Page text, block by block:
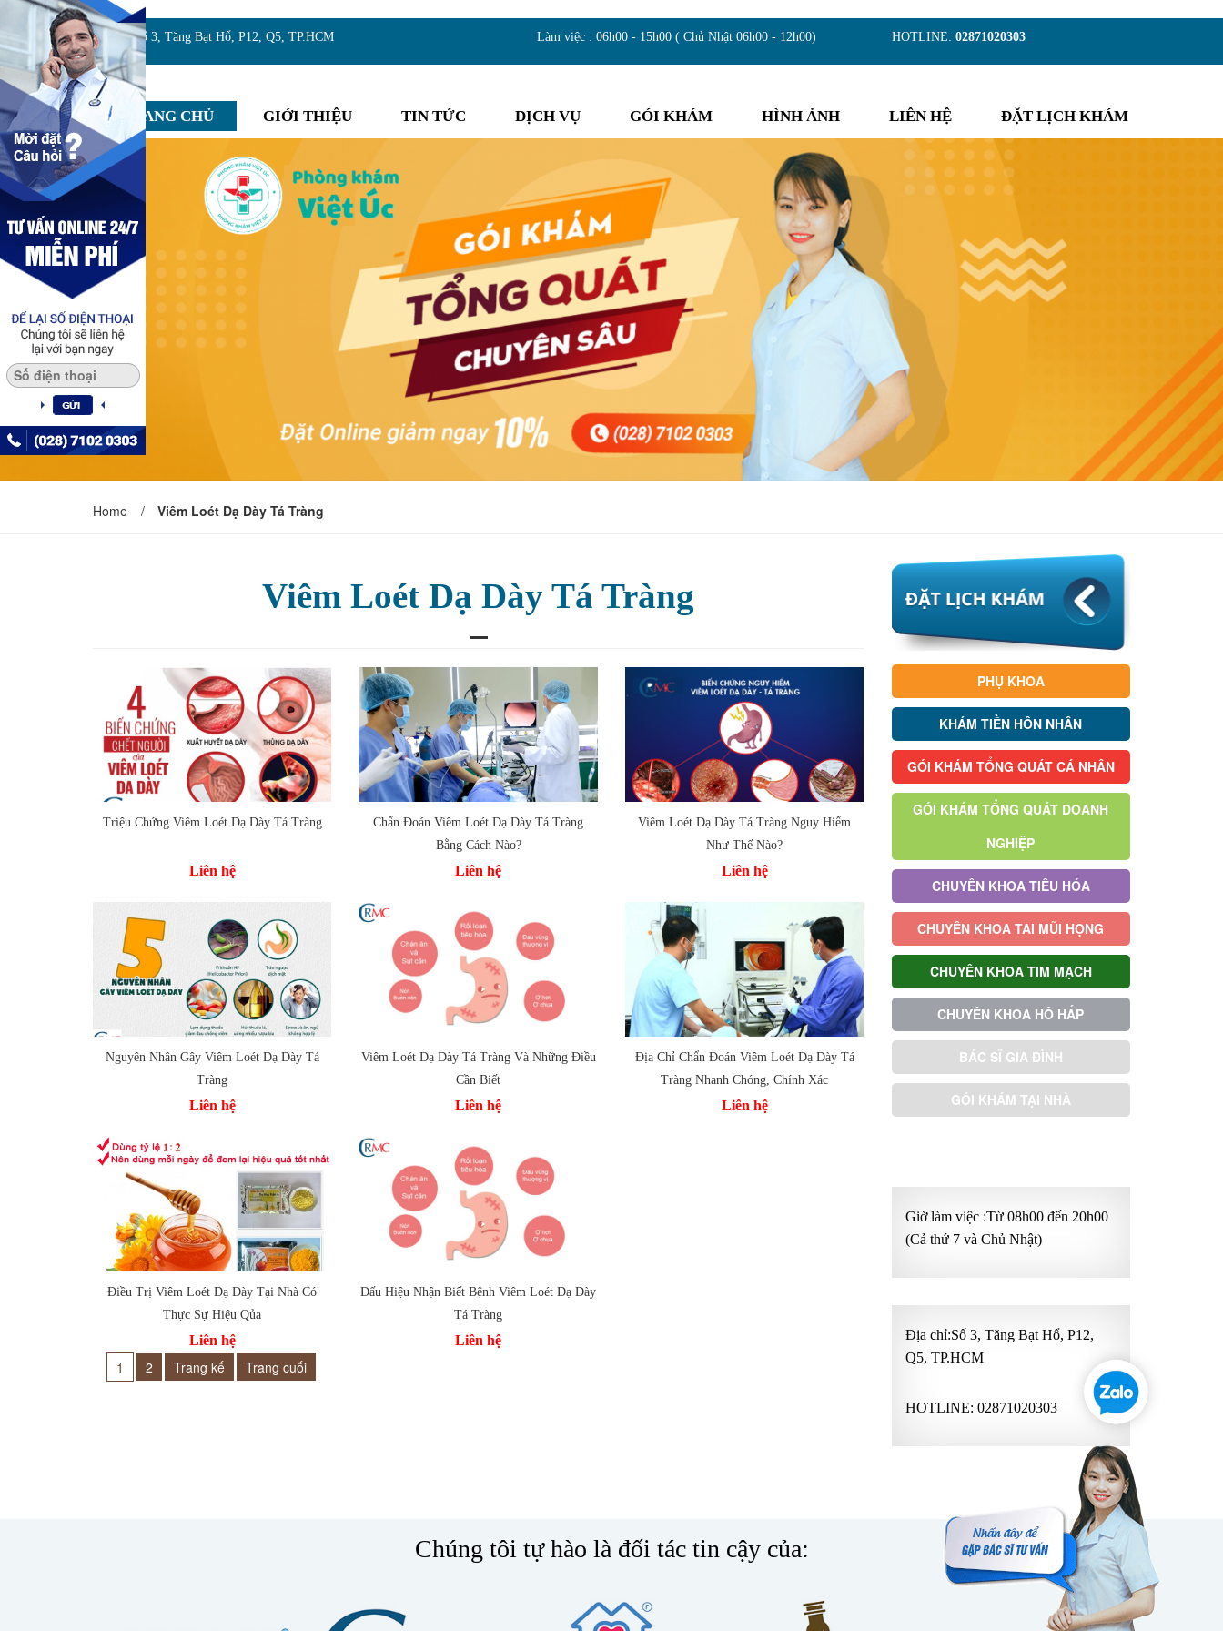
Địa chỉ:Số 3, Tăng Bạt Hổ, P12, Q5, TP.HCM Làm việc : 06h00 - 15h00 ( Chủ Nhật 06h00 - 12h00) HOTLINE: 02871020303
TRANG CHỦ GIỚI THIỆU TIN TỨC DỊCH VỤ GÓI KHÁM HÌNH ẢNH LIÊN HỆ ĐẶT LỊCH KHÁM
Home / Viêm Loét Dạ Dày Tá Tràng
Viêm Loét Dạ Dày Tá Tràng
Triệu Chứng Viêm Loét Dạ Dày Tá Tràng
Liên hệ
Thêm vào so sánh
Chẩn Đoán Viêm Loét Dạ Dày Tá Tràng
Bằng Cách Nào?
Liên hệ
Thêm vào so sánh
Viêm Loét Dạ Dày Tá Tràng Nguy Hiểm
Như Thế Nào?
Liên hệ
Thêm vào so sánh
Nguyên Nhân Gây Viêm Loét Dạ Dày Tá
Tràng
Liên hệ
Thêm vào so sánh
Viêm Loét Dạ Dày Tá Tràng Và Những Điều
Cần Biết
Liên hệ
Thêm vào so sánh
Địa Chỉ Chẩn Đoán Viêm Loét Dạ Dày Tá
Tràng Nhanh Chóng, Chính Xác
Liên hệ
Điều Trị Viêm Loét Dạ Dày Tại Nhà Có
Thực Sự Hiệu Qủa
Liên hệ
Thêm vào so sánh
Dấu Hiệu Nhận Biết Bệnh Viêm Loét Dạ Dày
Tá Tràng
Liên hệ
1 2 Trang kế Trang cuối
PHỤ KHOA
KHÁM TIỀN HÔN NHÂN
GÓI KHÁM TỔNG QUÁT CÁ NHÂN
GÓI KHÁM TỔNG QUÁT DOANH
NGHIỆP
CHUYÊN KHOA TIÊU HÓA
CHUYÊN KHOA TAI MŨI HỌNG
CHUYÊN KHOA TIM MẠCH
CHUYÊN KHOA HÔ HẤP
BÁC SĨ GIA ĐÌNH
GÓI KHÁM TẠI NHÀ
Giờ làm việc :Từ 08h00 đến 20h00
(Cả thứ 7 và Chủ Nhật)
Địa chỉ:Số 3, Tăng Bạt Hổ, P12,
Q5, TP.HCM
HOTLINE: 02871020303
Chúng tôi tự hào là đối tác tin cậy của: